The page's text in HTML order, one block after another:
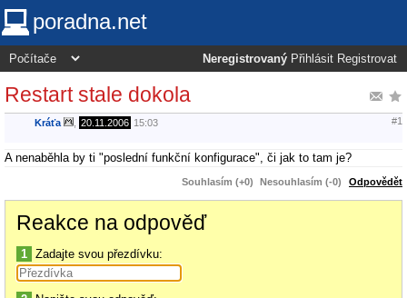
poradna.net
Neregistrovaný Přihlásit Registrovat
Restart stale dokola
Kráťa 20.11.2006 15:03 #1
A nenaběhla by ti "poslední funkční konfigurace", či jak to tam je?
Souhlasím (+0) Nesouhlasím (-0) Odpovědět
Reakce na odpověď
1 Zadajte svou přezdívku: